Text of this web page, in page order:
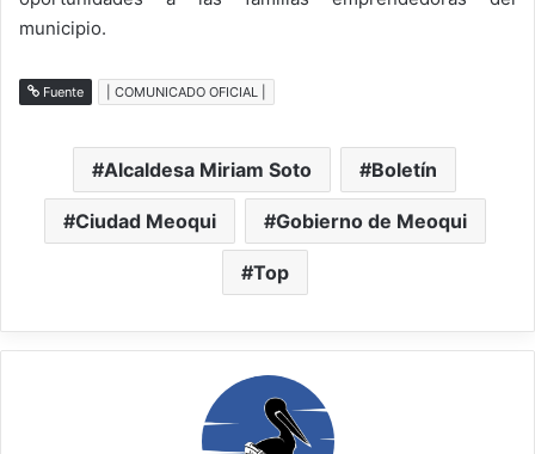
municipio.
Fuente | COMUNICADO OFICIAL |
Alcaldesa Miriam Soto Boletín
Ciudad Meoqui Gobierno de Meoqui
Top